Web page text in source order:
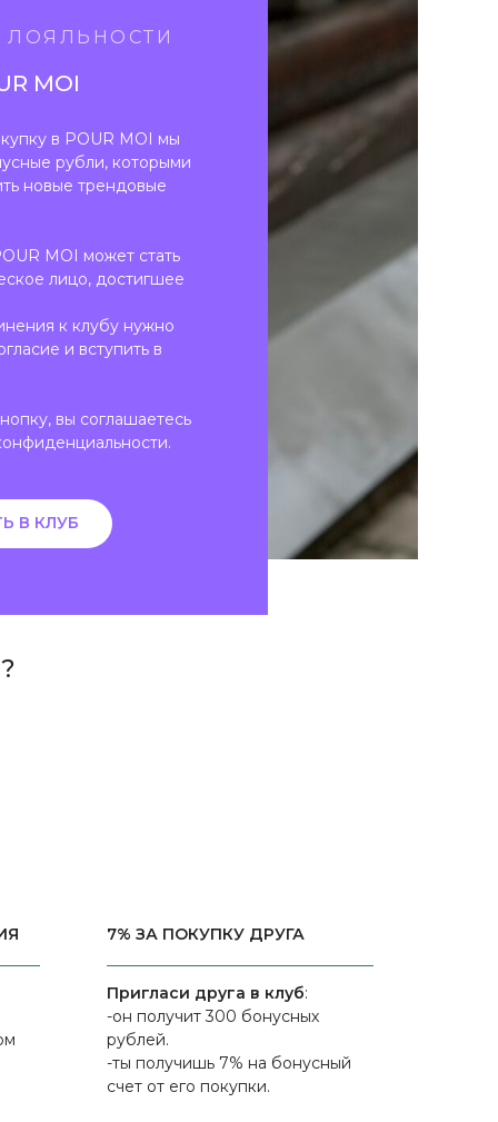
ЛОЯЛЬНОСТИ
MOI
в POUR MOI мы
рубли, которыми
новые трендовые
MOI может стать
лицо, достигшее
к клубу нужно
и вступить в
вы соглашаетесь
В КЛУБ
7% ЗА ПОКУПКУ ДРУГА
Пригласи друга в клуб:
-он получит 300 бонусных
рублей.
-ты получишь 7% на бонусный
счет от его покупки.